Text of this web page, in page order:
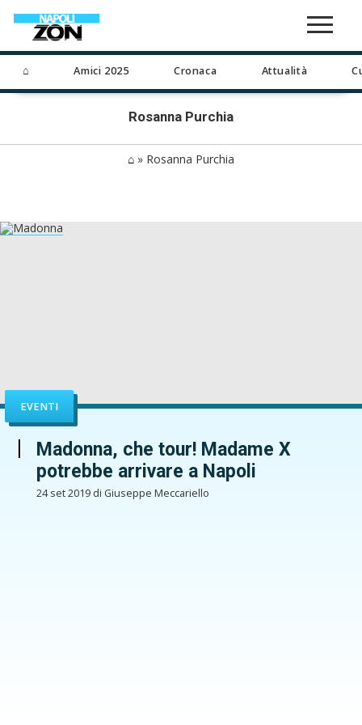
⌂ Amici 2025 Cronaca Attualità
Rosanna Purchia
⌂ » Rosanna Purchia
EVENTI
Madonna, che tour! Madame X
potrebbe arrivare a Napoli
24 set 2019 di Giuseppe Meccariello